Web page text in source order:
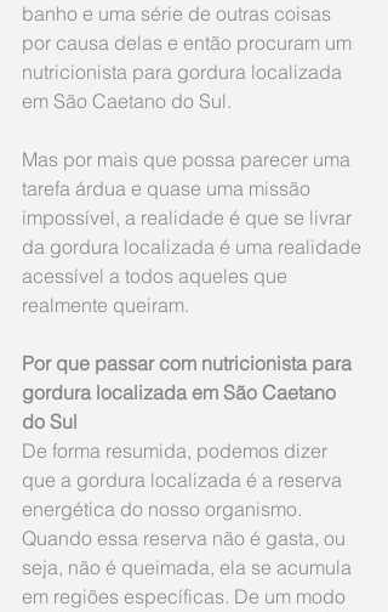
banho e uma série de outras coisas
por causa delas e então procuram um
nutricionista para gordura localizada
em São Caetano do Sul.
Mas por mais que possa parecer uma
tarefa árdua e quase uma missão
impossível, a realidade é que se livrar
da gordura localizada é uma realidade
acessível a todos aqueles que
realmente queiram.
Por que passar com nutricionista para
gordura localizada em São Caetano
do Sul
De forma resumida, podemos dizer
que a gordura localizada é a reserva
energética do nosso organismo.
Quando essa reserva não é gasta, ou
seja, não é queimada, ela se acumula
em regiões específicas. De um modo